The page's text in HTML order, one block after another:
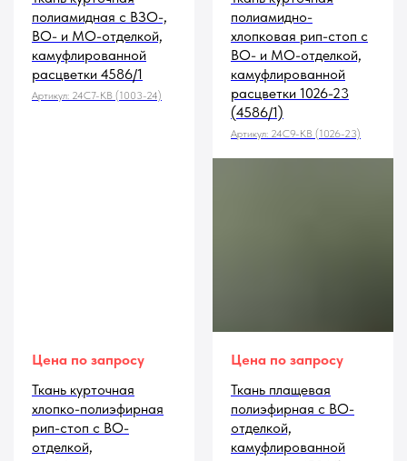
полиамидная с ВЗО-,
ВО- и МО-отделкой,
камуфлированной
расцветки 4586/1
Артикул: 24С7-КВ (1003-24)
полиамидно-
хлопковая рип-стоп с
ВО- и МО-отделкой,
камуфлированной
расцветки 1026-23
(4586/1)
Артикул: 24С9-КВ (1026-23)
Цена по запросу
Ткань курточная
хлопко-полиэфирная
рип-стоп с ВО-
отделкой,
Цена по запросу
Ткань плащевая
полиэфирная с ВО-
отделкой,
камуфлированной